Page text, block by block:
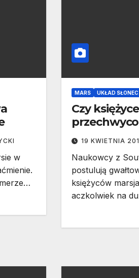
w
MARS UKŁAD
Czy
19 KWIETNIA
Naukowcy z
postulują
księżyców
aczkolwiek na